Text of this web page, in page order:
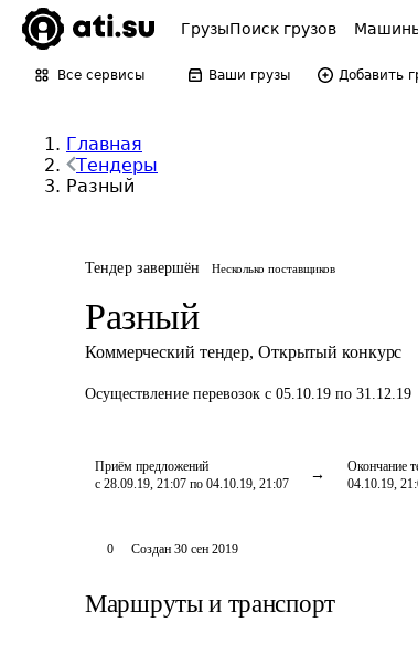
ГрузыПоиск грузов
Все сервисы Ваши грузы Добавить
Главная
Тендеры
Разный
Тендер завершён Несколько поставщиков
Разный
Коммерческий тендер, Открытый конкурс
Осуществление перевозок с 05.10.19 по 31.12.19
Приём предложений
с 28.09.19, 21:07 по 04.10.19, 21:07
Окончание
04.10.19,
0 Создан 30 сен 2019
Маршруты и транспорт